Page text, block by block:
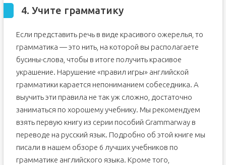
4. Учите грамматику
Если представить речь в виде красивого ожерелья, то
грамматика — это нить, на которой вы располагаете
бусины-слова, чтобы в итоге получить красивое
украшение. Нарушение «правил игры» английской
грамматики карается непониманием собеседника. А
выучить эти правила не так уж сложно, достаточно
заниматься по хорошему учебнику. Мы рекомендуем
взять первую книгу из серии пособий Grammarway в
переводе на русский язык. Подробно об этой книге мы
писали в нашем обзоре 6 лучших учебников по
грамматике английского языка. Кроме того,